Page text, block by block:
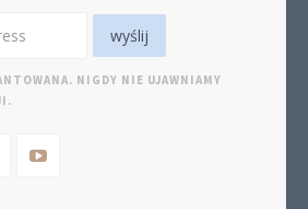
NIGDY NIE UJAWNIAMY